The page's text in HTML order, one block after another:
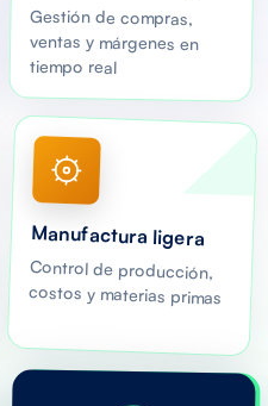
Gestión de compras,
ventas y márgenes en
tiempo real
Manufactura ligera
Control de producción,
costos y materias primas